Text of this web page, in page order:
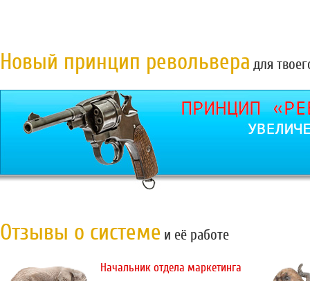
Новый принцип револьвера для
Отзывы о системе и её работе
Начальник отдела маркетинга